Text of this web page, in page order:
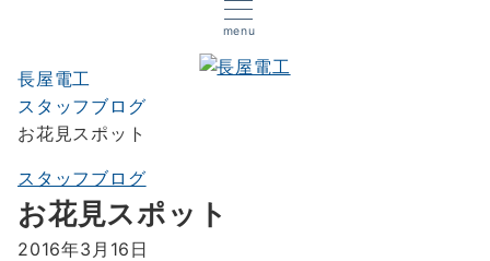
menu
長屋電工
スタッフブログ
お花見スポット
スタッフブログ
お花見スポット
2016年3月16日